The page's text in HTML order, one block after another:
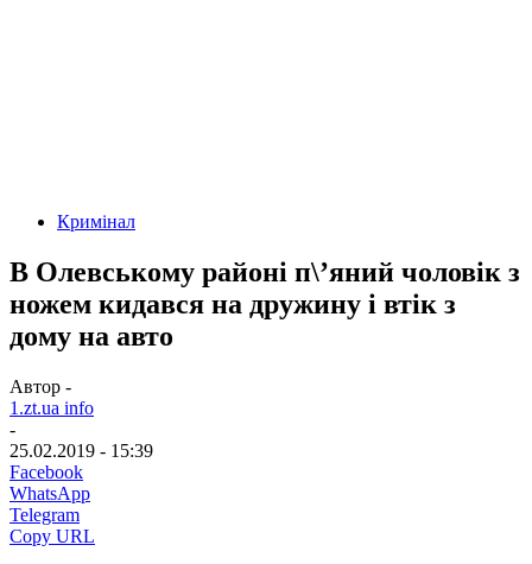
Кримінал
В Олевському районі п\’яний чоловік з
ножем кидався на дружину і втік з
дому на авто
Автор -
1.zt.ua info
-
25.02.2019 - 15:39
Facebook
WhatsApp
Telegram
Copy URL